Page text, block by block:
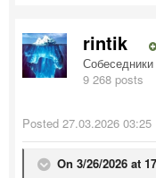
rintik
Собеседники
9 268 posts
Posted 27.03.2026 03:25
On 3/26/2026 at